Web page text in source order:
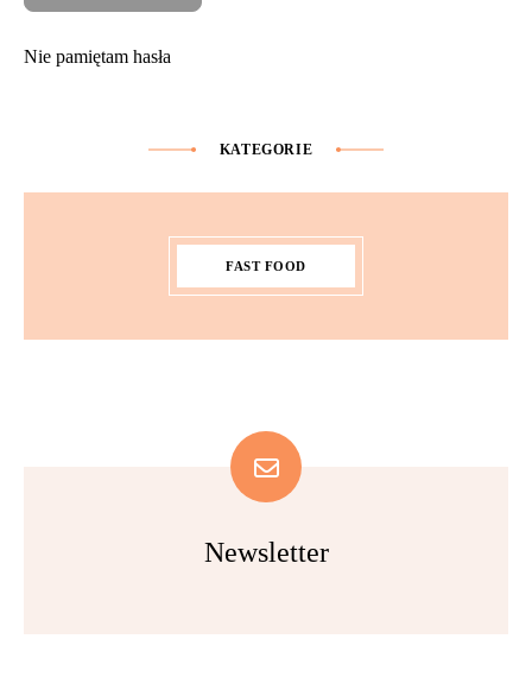
Nie pamiętam hasła
KATEGORIE
FAST FOOD
Newsletter